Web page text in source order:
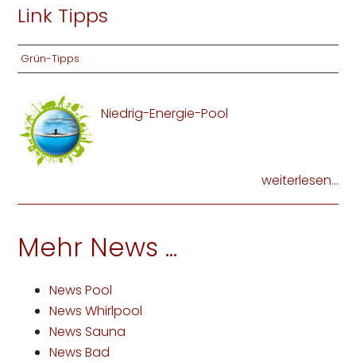
Link Tipps
Grün-Tipps
Niedrig-Energie-Pool
weiterlesen...
Mehr News ...
News Pool
News Whirlpool
News Sauna
News Bad